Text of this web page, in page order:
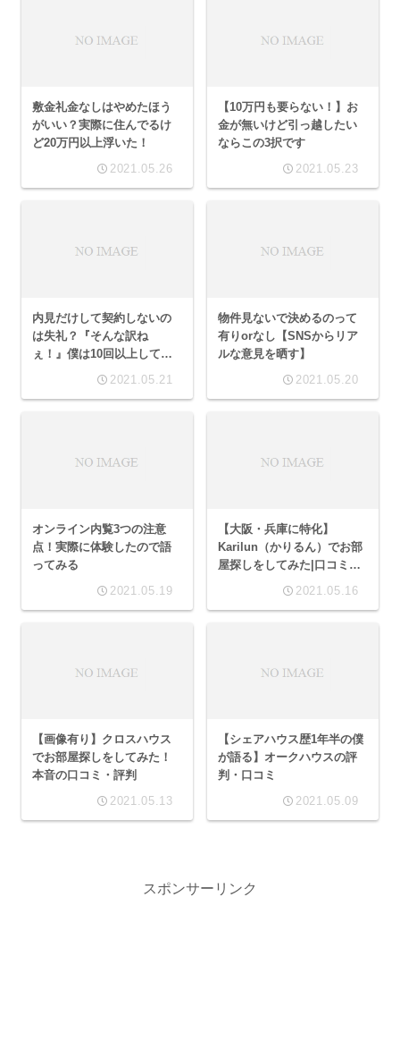
敷金礼金なしはやめたほう
がいい？実際に住んでるけ
ど20万円以上浮いた！
2021.05.26
【10万円も要らない！】お
金が無いけど引っ越したい
ならこの3択です
2021.05.23
内見だけして契約しないの
は失礼？『そんな訳ね
ぇ！』僕は10回以上してま
2021.05.21
物件見ないで決めるのって
有りorなし【SNSからリア
ルな意見を晒す】
2021.05.20
オンライン内覧3つの注意
点！実際に体験したので語
ってみる
2021.05.19
【大阪・兵庫に特化】
Karilun（かりるん）でお部
屋探しをしてみた|口コミレ
2021.05.16
【画像有り】クロスハウス
でお部屋探しをしてみた！
本音の口コミ・評判
2021.05.13
【シェアハウス歴1年半の僕
が語る】オークハウスの評
判・口コミ
2021.05.09
スポンサーリンク